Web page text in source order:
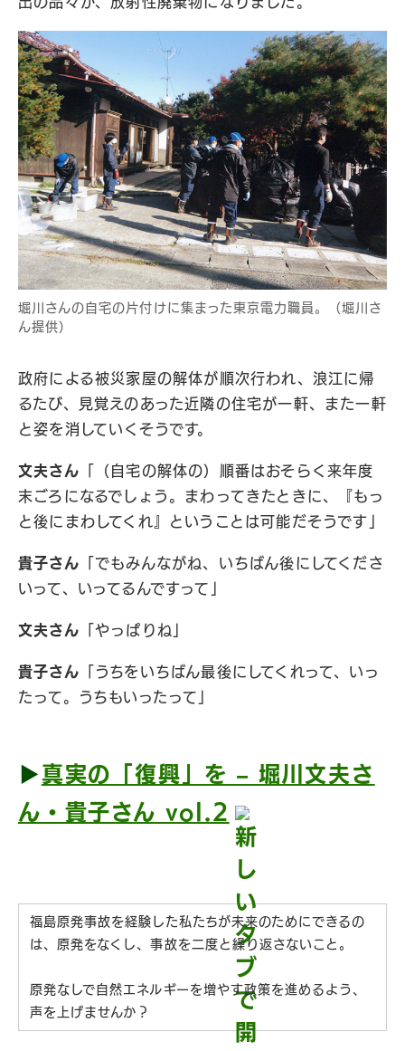
堀川さんの自宅の片付けに集まった東京電力職員。（堀川さ
ん提供）
政府による被災家屋の解体が順次行われ、浪江に帰
るたび、見覚えのあった近隣の住宅が一軒、また一軒
と姿を消していくそうです。
文夫さん 「（自宅の解体の）順番はおそらく来年度
末ごろになるでしょう。まわってきたときに、『もっ
と後にまわしてくれ』ということは可能だそうです」
貴子さん 「でもみんながね、いちばん後にしてくださ
いって、いってるんですって」
文夫さん 「やっぱりね」
貴子さん 「うちをいちばん最後にしてくれって、いっ
たって。うちもいったって」
▶︎真実の「復興」を – 堀川文夫さ
ん・貴子さん vol.2
福島原発事故を経験した私たちが未来のためにできるの
は、原発をなくし、事故を二度と繰り返さないこと。
原発なしで自然エネルギーを増やす政策を進めるよう、
声を上げませんか？